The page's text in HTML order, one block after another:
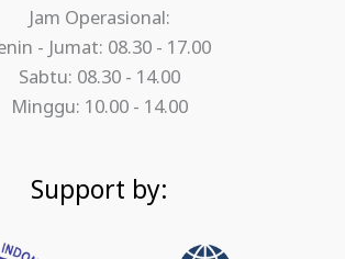
Jam Operasional:
- Jumat: 08.30 - 17.00
Sabtu: 08.30 - 14.00
Minggu: 10.00 - 14.00
Support by: